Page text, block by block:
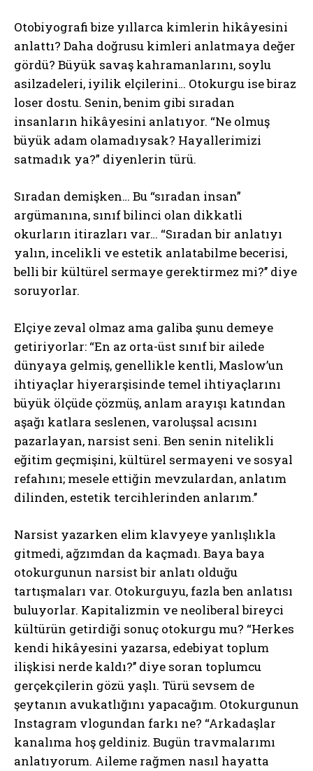
Otobiyografi bize yıllarca kimlerin hikâyesini
anlattı? Daha doğrusu kimleri anlatmaya değer
gördü? Büyük savaş kahramanlarını, soylu
asilzadeleri, iyilik elçilerini… Otokurgu ise biraz
loser dostu. Senin, benim gibi sıradan
insanların hikâyesini anlatıyor. “Ne olmuş
büyük adam olamadıysak? Hayallerimizi
satmadık ya?” diyenlerin türü.
Sıradan demişken… Bu “sıradan insan”
argümanına, sınıf bilinci olan dikkatli
okurların itirazları var… “Sıradan bir anlatıyı
yalın, incelikli ve estetik anlatabilme becerisi,
belli bir kültürel sermaye gerektirmez mi?’’ diye
soruyorlar.
Elçiye zeval olmaz ama galiba şunu demeye
getiriyorlar: “En az orta-üst sınıf bir ailede
dünyaya gelmiş, genellikle kentli, Maslow’un
ihtiyaçlar hiyerarşisinde temel ihtiyaçlarını
büyük ölçüde çözmüş, anlam arayışı katından
aşağı katlara seslenen, varoluşsal acısını
pazarlayan, narsist seni. Ben senin nitelikli
eğitim geçmişini, kültürel sermayeni ve sosyal
refahını; mesele ettiğin mevzulardan, anlatım
dilinden, estetik tercihlerinden anlarım.’’
Narsist yazarken elim klavyeye yanlışlıkla
gitmedi, ağzımdan da kaçmadı. Baya baya
otokurgunun narsist bir anlatı olduğu
tartışmaları var. Otokurguyu, fazla ben anlatısı
buluyorlar. Kapitalizmin ve neoliberal bireyci
kültürün getirdiği sonuç otokurgu mu? “Herkes
kendi hikâyesini yazarsa, edebiyat toplum
ilişkisi nerde kaldı?’’ diye soran toplumcu
gerçekçilerin gözü yaşlı. Türü sevsem de
şeytanın avukatlığını yapacağım. Otokurgunun
Instagram vlogundan farkı ne? “Arkadaşlar
kanalıma hoş geldiniz. Bugün travmalarımı
anlatıyorum. Aileme rağmen nasıl hayatta